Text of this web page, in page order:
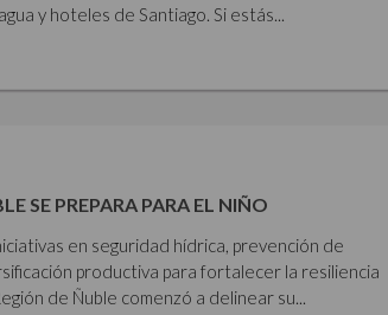
y hoteles de Santiago. Si estás...
SE PREPARA PARA EL NIÑO
en seguridad hídrica, prevención de
productiva para fortalecer la resiliencia
de Ñuble comenzó a delinear su...